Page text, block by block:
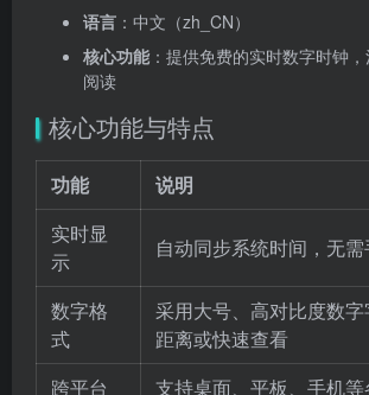
语言 ：中文（zh_CN）
核心功能：提供免费的实时数字时钟
阅读
核心功能与特点
功能
说明
实时显
示
自动同步系统时间，无
数字格
式
采用大号、高对比度数
距离或快速查看
跨平台
支持桌面、平板、手机